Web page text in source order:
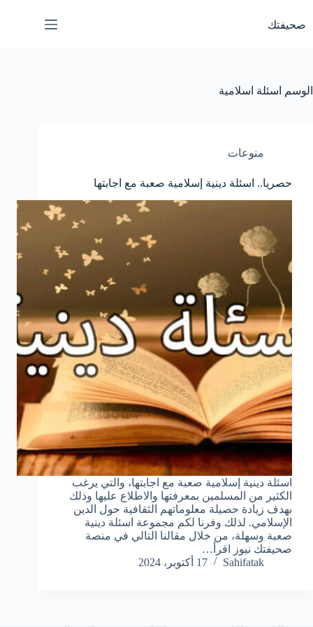
المحتوى
صحيفتك
الوسم اسئلة اسلامية
منوعات
حصريا.. اسئلة دينية إسلامية صعبة مع اجابتها
اسئلة دينية إسلامية صعبة مع اجابتها، والتي يرغب
الكثير من المسلمين بمعرفتها والاطلاع عليها وذلك
بهدف زيادة حصيلة معلوماتهم الثقافية حول الدين
الإسلامي. لذلك وفرنا لكم مجموعة اسئلة دينية
صعبة وسهلة، من خلال مقالنا التالي في منصة
صحيفتك نيوز اقرأ…
Sahifatak
17 أكتوبر، 2024